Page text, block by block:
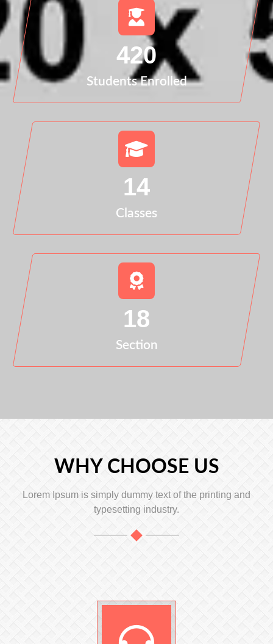
420
Students Enrolled
14
Classes
18
Section
WHY CHOOSE US
Lorem Ipsum is simply dummy text of the printing and
typesetting industry.